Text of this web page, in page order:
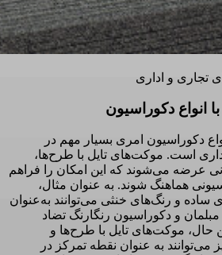
تجاری و اداری
انواع دکوراسیون
دکوراسیون امری بسیار مهم در
است. موکت‌های تایل با طرح‌ها،
عرضه می‌شوند که این امکان را فراهم
هماهنگ شوند. به عنوان مثال،
ساده و رنگ‌های خنثی می‌توانند به‌عنوان
مبلمان و دکوراسیون رنگارنگ تضاد
حال، موکت‌های تایل با طرح‌ها و
به عنوان نقطه تمرکز در